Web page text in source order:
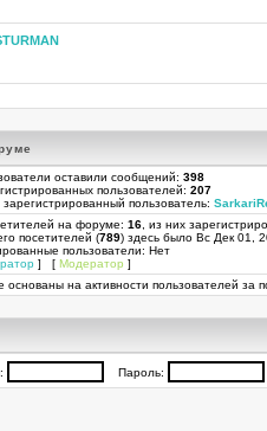
оставили сообщений: 398
пользователей: 207
пользователь:
на форуме: 16 , из них
посетителей (789) здесь было Вс Дек 01,
пользователи: Нет
] [ Модератор ]
основаны на активности пользователей за
Пароль: